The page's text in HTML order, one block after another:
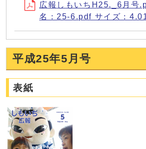
広報しもいちH25._6月号
名：25-6.pdf サイズ：
平成25年5月号
表紙